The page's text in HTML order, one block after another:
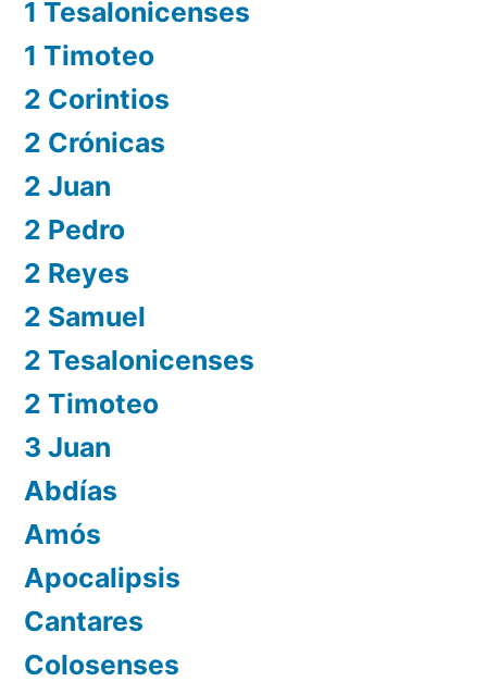
1 Tesalonicenses
1 Timoteo
2 Corintios
2 Crónicas
2 Juan
2 Pedro
2 Reyes
2 Samuel
2 Tesalonicenses
2 Timoteo
3 Juan
Abdías
Amós
Apocalipsis
Cantares
Colosenses